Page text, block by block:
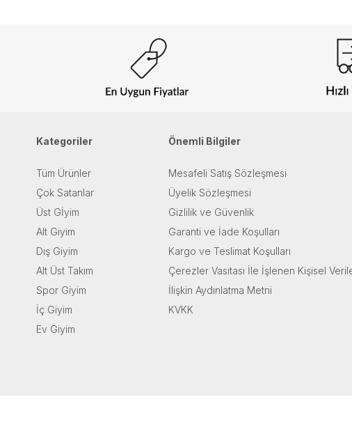
Kategoriler
Tüm Ürünler
Çok Satanlar
Üst Gİyim
Alt Giyim
Dış Giyim
Alt Üst Takım
Spor Giyim
İç Giyim
Ev Giyim
Önemli Bilgiler
Mesafeli Satış Sözleşmesi
Üyelik Sözleşmesi
Gizlilik ve Güvenlik
Garanti ve İade Koşulları
Kargo ve Teslimat Koşulları
Çerezler Vasıtası İle İşlenen Kişisel
İlişkin Aydınlatma Metni
KVKK